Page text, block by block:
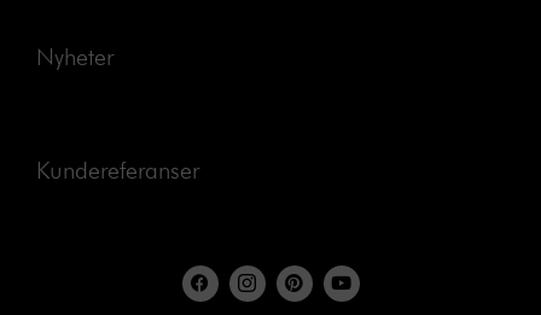
Nyheter
Kundereferanser
F
a
c
I
c
o
P
i
n
Y
o
u